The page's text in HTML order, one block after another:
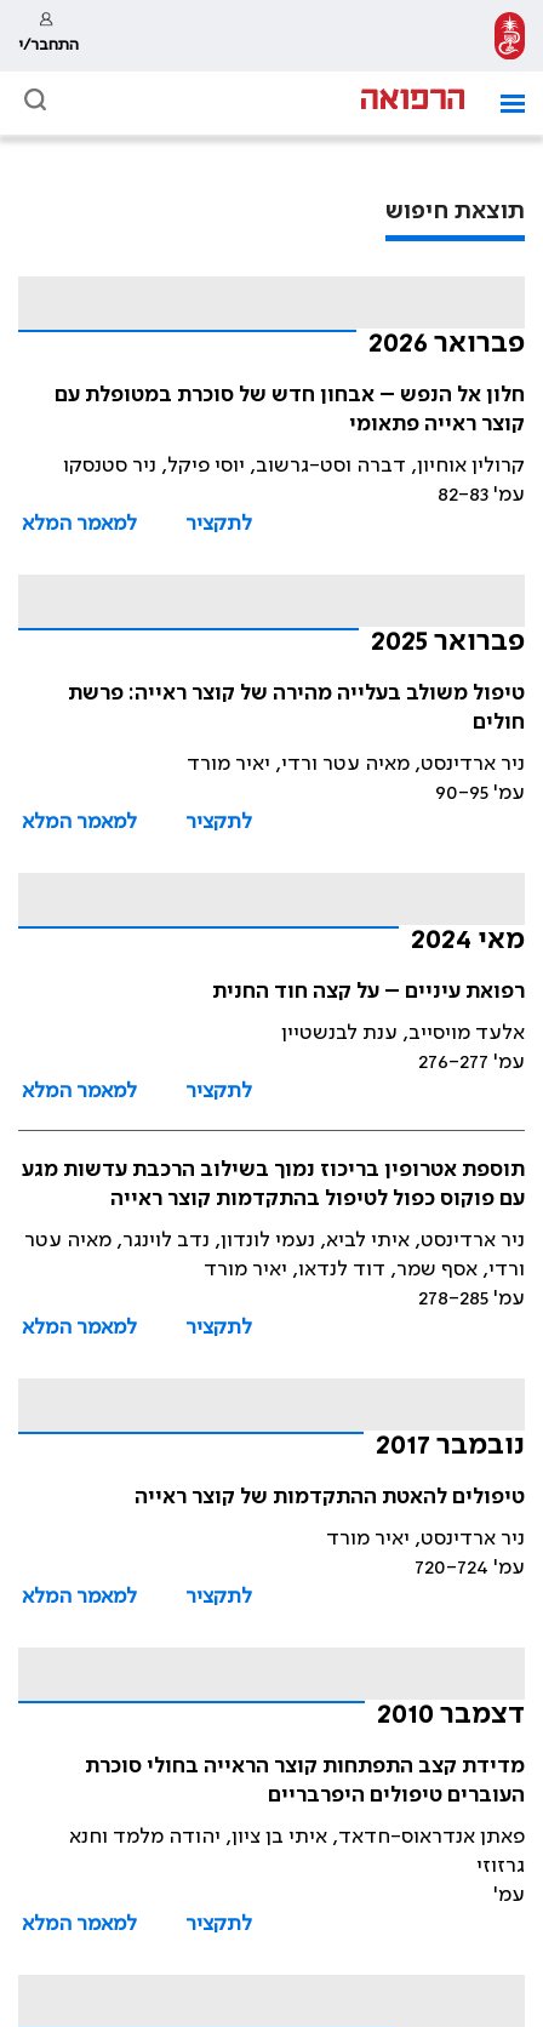
התחבר/י
תוצאת חיפוש
פברואר 2026
חלון אל הנפש – אבחון חדש של סוכרת במטופלת עם
קוצר ראייה פתאומי
קרולין אוחיון, דברה וסט-גרשוב, יוסי פיקל, ניר סטנסקו
עמ' 82-83
לתקציר
למאמר המלא
פברואר 2025
טיפול משולב בעלייה מהירה של קוצר ראייה: פרשת
חולים
ניר ארדינסט, מאיה עטר ורדי, יאיר מורד
עמ' 90-95
לתקציר
למאמר המלא
מאי 2024
רפואת עיניים – על קצה חוד החנית
אלעד מויסייב, ענת לבנשטיין
עמ' 276-277
לתקציר
למאמר המלא
תוספת אטרופין בריכוז נמוך בשילוב הרכבת עדשות מגע
עם פוקוס כפול לטיפול בהתקדמות קוצר ראייה
ניר ארדינסט, איתי לביא, נעמי לונדון, נדב לוינגר, מאיה עטר
ורדי, אסף שמר, דוד לנדאו, יאיר מורד
עמ' 278-285
לתקציר
למאמר המלא
נובמבר 2017
טיפולים להאטת ההתקדמות של קוצר ראייה
ניר ארדינסט, יאיר מורד
עמ' 720-724
לתקציר
למאמר המלא
דצמבר 2010
מדידת קצב התפתחות קוצר הראייה בחולי סוכרת
העוברים טיפולים היפרבריים
פאתן אנדראוס-חדאד, איתי בן ציון, יהודה מלמד וחנא
גרזוזי
עמ'
לתקציר
למאמר המלא